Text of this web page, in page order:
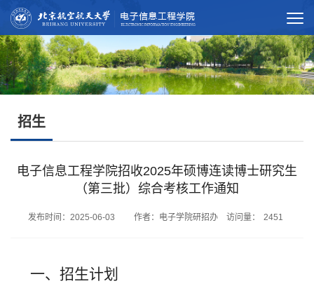
招生
电子信息工程学院招收2025年硕博连读博士研究生
（第三批）综合考核工作通知
发布时间：2025-06-03 作者：电子学院研招办 访问量： 2451
一、招生计划